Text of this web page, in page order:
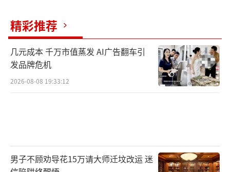
精彩推荐
几元成本 千万市值蒸发 AI广告翻车引
发品牌危机
2026-08-08 19:33:12
男子不顾劝导花15万请大师迁坟改运 迷